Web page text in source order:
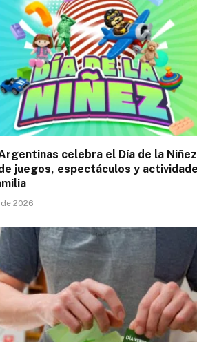
celebra el Día de la
juegos, espectáculos y
2026